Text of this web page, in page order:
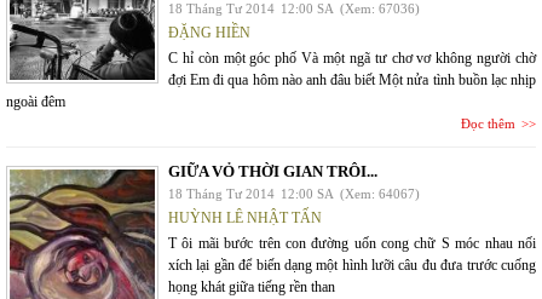
18 Tháng Tư 2014 12:00 SA (Xem: 67036)
ĐẶNG HIỀN
C hỉ còn một góc phố Và một ngã tư chơ vơ không người chờ
đợi Em đi qua hôm nào anh đâu biết Một nửa tình buồn lạc nhịp
ngoài đêm
Đọc thêm
GIỮA VỎ THỜI GIAN TRÔI...
18 Tháng Tư 2014 12:00 SA (Xem: 64067)
HUỲNH LÊ NHẬT TẤN
T ôi mãi bước trên con đường uốn cong chữ S móc nhau nối
xích lại gần để biến dạng một hình lưỡi câu đu đưa trước cuống
họng khát giữa tiếng rền than